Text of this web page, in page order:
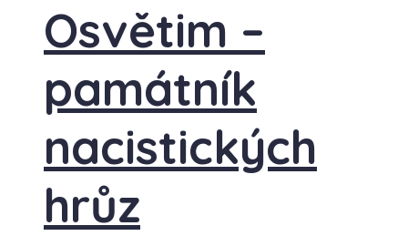
Osvětim –
památník
nacistických
hrůz